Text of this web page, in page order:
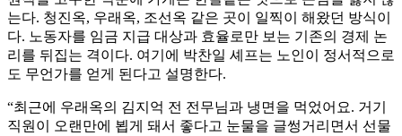
는다. 청진옥, 우래옥, 조선옥 같은 곳이 일찍이 해왔던 방식이
다. 노동자를 임금 지급 대상과 효율로만 보는 기존의 경제 논
리를 뒤집는 격이다. 여기에 박찬일 셰프는 노인이 정서적으로
도 무언가를 얻게 된다고 설명한다.
“최근에 우래옥의 김지억 전 전무님과 냉면을 먹었어요. 거기
직원이 오랜만에 뵙게 돼서 좋다고 눈물을 글썽거리면서 선물